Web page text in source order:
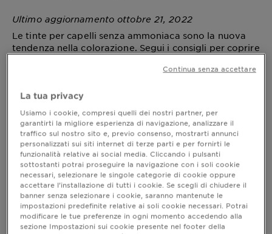
Ultimo aggiornamento ottobre 21, 2022
Le tinte per capelli senza ammoniaca sono la nuova
tendenza nella colorazione. Segui i consigli per coprire
Copri i Capelli Bianchi con la Tinta
Senza Ammoniaca
Tinte per capelli: addio ai capelli
bianchi senza ammoniaca
Spesso si teme che colorare i capelli sia un
trattamento aggressivo che rischia di rovinarli,
soprattutto a causa dell’ammoniaca. Lo pensa il
30% delle donne dai 20 ai 65 anni intervistate
nell’ambito di un sondaggio sulle colorazioni per
La tua privacy
Usiamo i cookie, compresi quelli dei nostri partner, per
garantirti la migliore esperienza di navigazione, analizzare il
traffico sul nostro sito e, previo consenso, mostrarti annunci
personalizzati sui siti internet di terze parti e per fornirti le
funzionalità relative ai social media. Cliccando i pulsanti
sottostanti potrai proseguire la navigazione con i soli cookie
necessari, selezionare le singole categorie di cookie oppure
accettare l’installazione di tutti i cookie. Se scegli di chiudere il
banner senza selezionare i cookie, saranno mantenute le
impostazioni predefinite relative ai soli cookie necessari. Potrai
modificare le tue preferenze in ogni momento accedendo alla
sezione Impostazioni sui cookie presente nel footer della
Continua senza accettare